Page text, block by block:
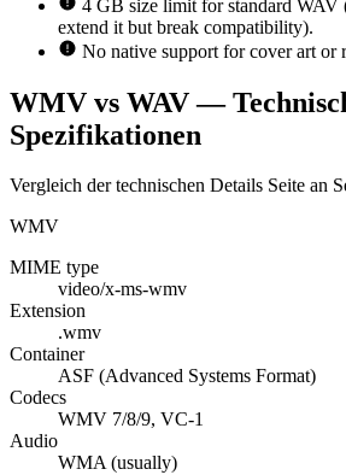
4 GB size limit for standard WAV
extend it but break compatibility).
No native support for cover art or
WMV vs WAV —
Spezifikationen
Vergleich der technischen Details Seite an
WMV
MIME type
video/x-ms-wmv
Extension
.wmv
Container
ASF (Advanced Systems Format)
Codecs
WMV 7/8/9, VC-1
Audio
WMA (usually)